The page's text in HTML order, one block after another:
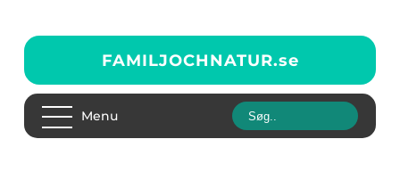
FAMILJOCHNATUR.se
Menu